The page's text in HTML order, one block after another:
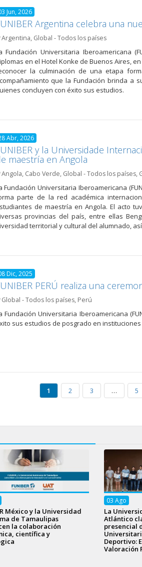
Jun, 2026
Argentina celebra una
Argentina, Global - Todos los países
Fundación Universitaria Iberoamericana
en el Hotel Konke de Buenos Aires,
la culminación de una etapa
que la Fundación brinda a
concluyen con éxito sus estudios.
Abr, 2026
y la Universidade
maestría en Angola
Angola, Cabo Verde, Global - Todos los países,
Fundación Universitaria Iberoamericana
parte de la red académica
de maestría en Angola. El acto
provincias del país, entre ellas
territorial y cultural del alumnado,
Dic, 2025
PERÚ realiza una
Global - Todos los países, Perú
Fundación Universitaria Iberoamericana
sus estudios de posgrado en
1 2 3 … 5
México y la Universidad
de Tamaulipas
la colaboración
científica y
03 Ago
La
Atlántico
presencial
Deportivo:
Valoración